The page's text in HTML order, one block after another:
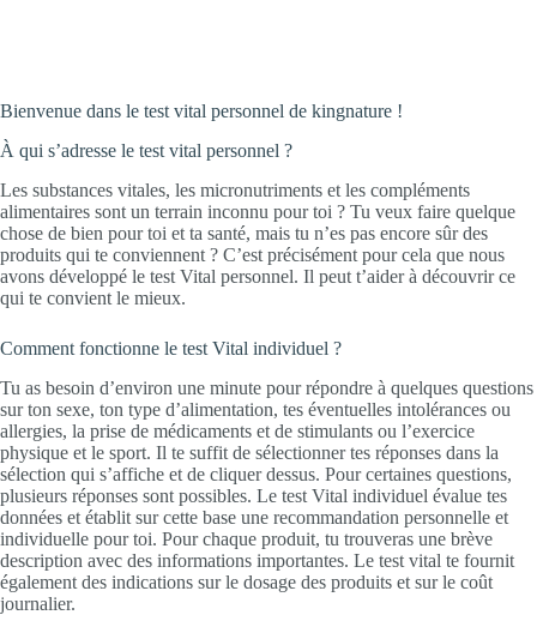
Bienvenue dans le test vital personnel de kingnature !
À qui s’adresse le test vital personnel ?
Les substances vitales, les micronutriments et les compléments
alimentaires sont un terrain inconnu pour toi ? Tu veux faire quelque
chose de bien pour toi et ta santé, mais tu n’es pas encore sûr des
produits qui te conviennent ? C’est précisément pour cela que nous
avons développé le test Vital personnel. Il peut t’aider à découvrir ce
qui te convient le mieux.
Comment fonctionne le test Vital individuel ?
Tu as besoin d’environ une minute pour répondre à quelques questions
sur ton sexe, ton type d’alimentation, tes éventuelles intolérances ou
allergies, la prise de médicaments et de stimulants ou l’exercice
physique et le sport. Il te suffit de sélectionner tes réponses dans la
sélection qui s’affiche et de cliquer dessus. Pour certaines questions,
plusieurs réponses sont possibles. Le test Vital individuel évalue tes
données et établit sur cette base une recommandation personnelle et
individuelle pour toi. Pour chaque produit, tu trouveras une brève
description avec des informations importantes. Le test vital te fournit
également des indications sur le dosage des produits et sur le coût
journalier.